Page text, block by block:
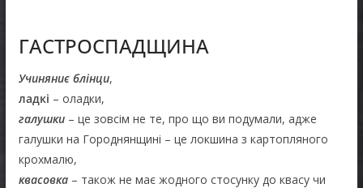
ГАСТРОСПАДЩИНА
Учиняниє блінци,
ладкі – оладки,
галушки– це зовсім не те, про що ви подумали, адже
галушки на Городнянщині – це локшина з картопляного
крохмалю,
квасовка– також не має жодного стосунку до квасу чи